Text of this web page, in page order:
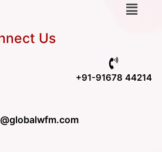
Us
+91-91678 44214